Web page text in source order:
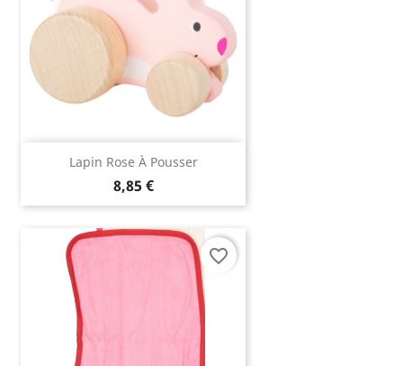
Lapin Rose À Pousser
8,85 €
favorite_border